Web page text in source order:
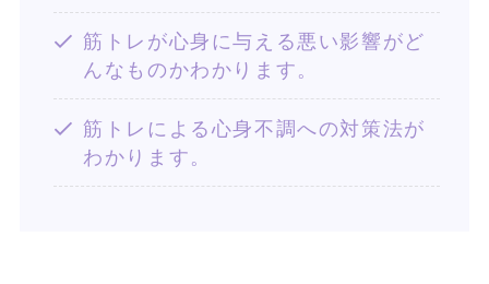
筋トレが心身に与える悪い影響がど
んなものかわかります。
筋トレによる心身不調への対策法が
わかります。